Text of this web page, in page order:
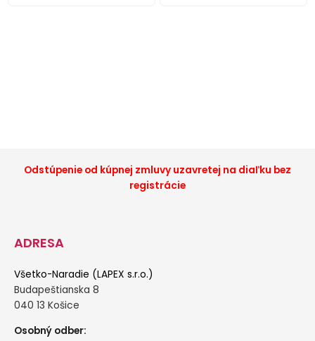
Odstúpenie od kúpnej zmluvy uzavretej na diaľku bez
registrácie
ADRESA
Všetko-Naradie (LAPEX s.r.o.)
Budapeštianska 8
040 13 Košice
Osobný odber: